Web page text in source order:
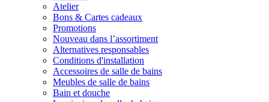
Atelier
Bons & Cartes cadeaux
Promotions
Nouveau dans l’assortiment
Alternatives responsables
Conditions d'installation
Accessoires de salle de bains
Meubles de salle de bains
Bain et douche